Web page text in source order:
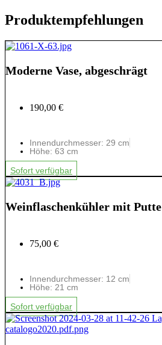
Produktempfehlungen
Moderne Vase, abgeschrägt
190,00 €
Innendurchmesser: 29 cm
Höhe: 63 cm
Sofort verfügbar
Weinflaschenkühler mit Putte
75,00 €
Innendurchmesser: 12 cm
Höhe: 21 cm
Sofort verfügbar